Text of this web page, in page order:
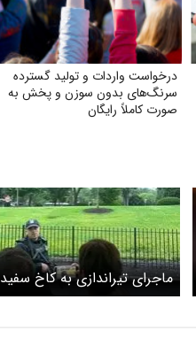
درخواست واردات و تولید گسترده
سرنگ‌های بدون سوزن و پخش به
صورت کاملاً رایگان
ماجرای تیراندازی به کاخ سفید
چه بود ؟